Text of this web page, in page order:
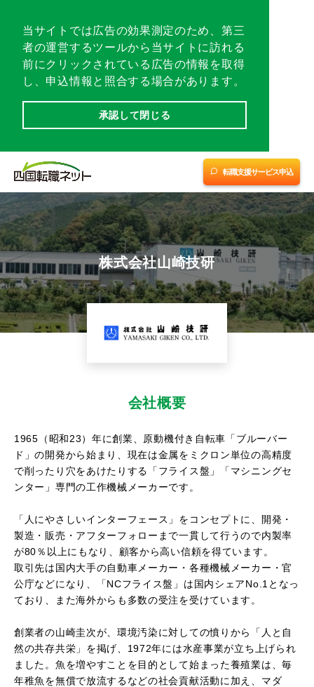
当サイトでは広告の効果測定のため、第三
者の運営するツールから当サイトに訪れる
前にクリックされている広告の情報を取得
し、申込情報と照合する場合があります。
承認して閉じる
転職支援サービス申込
株式会社山崎技研
会社概要
1965（昭和23）年に創業、原動機付き自転車「ブルーバー
ド」の開発から始まり、現在は金属をミクロン単位の高精度
で削ったり穴をあけたりする「フライス盤」「マシニングセ
ンター」専門の工作機械メーカーです。
「人にやさしいインターフェース」をコンセプトに、開発・
製造・販売・アフターフォローまで一貫して行うので内製率
が80％以上にもなり、顧客から高い信頼を得ています。
取引先は国内大手の自動車メーカー・各種機械メーカー・官
公庁などになり、「NCフライス盤」は国内シェアNo.1となっ
ており、また海外からも多数の受注を受けています。
創業者の山崎圭次が、環境汚染に対しての憤りから「人と自
然の共存共栄」を掲げ、1972年には水産事業が立ち上げられ
ました。魚を増やすことを目的として始まった養殖業は、毎
年稚魚を無償で放流するなどの社会貢献活動に加え、マダ
転職相談会／イベント
転職支援サービス紹介
会社案内
サイトマップ
愛媛 愛媛
香川 高知 徳島